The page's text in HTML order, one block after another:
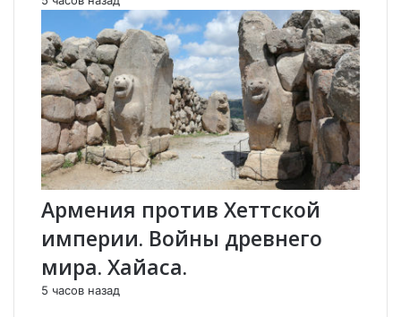
е
д
ы
н
а
у
к
и
о
с
ф
А
о
т
с
а
м
ы
х
к
о
н
И
Армения против Хеттской
империи. Войны древнего
мира. Хайаса.
5 часов назад